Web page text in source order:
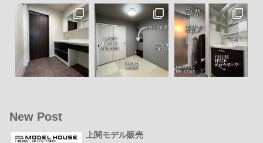
New Post
上関モデル販売